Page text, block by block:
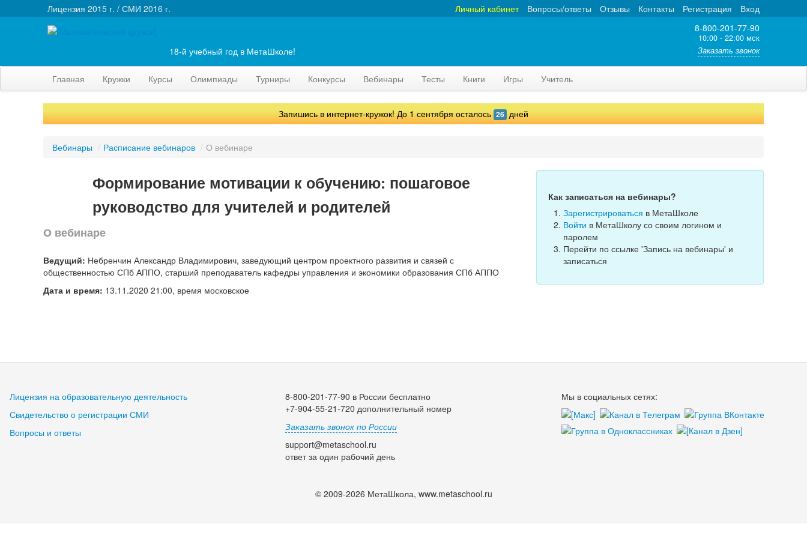
Лицензия 2015 г. / СМИ 2016 г. Вход
Регистрация
Контакты
Отзывы
Вопросы/ответы
Личный кабинет
8-800-201-77-90
10:00 - 22:00 мск
Заказать звонок
18-й учебный год в МетаШколе!
Главная Кружки Курсы Олимпиады Турниры Конкурсы Вебинары Тесты Книги Игры Учитель
Запишись в интернет-кружок! До 1 сентября осталось 26 дней
Вебинары / Расписание вебинаров / О вебинаре
Формирование мотивации к обучению: пошаговое
руководство для учителей и родителей
О вебинаре
Ведущий: Небренчин Александр Владимирович, заведующий центром проектного развития и связей с
общественностью СПб АППО, старший преподаватель кафедры управления и экономики образования СПб АППО
Дата и время: 13.11.2020 21:00, время московское
Как записаться на вебинары?
Зарегистрироваться в МетаШколе
Войти в МетаШколу со своим логином и
паролем
Перейти по ссылке 'Запись на вебинары' и
записаться
Лицензия на образовательную деятельность
Свидетельство о регистрации СМИ
Вопросы и ответы
8-800-201-77-90 в России бесплатно
+7-904-55-21-720 дополнительный номер
Заказать звонок по России
support@metaschool.ru
ответ за один рабочий день
Мы в социальных сетях:
© 2009-2026 МетаШкола, www.metaschool.ru